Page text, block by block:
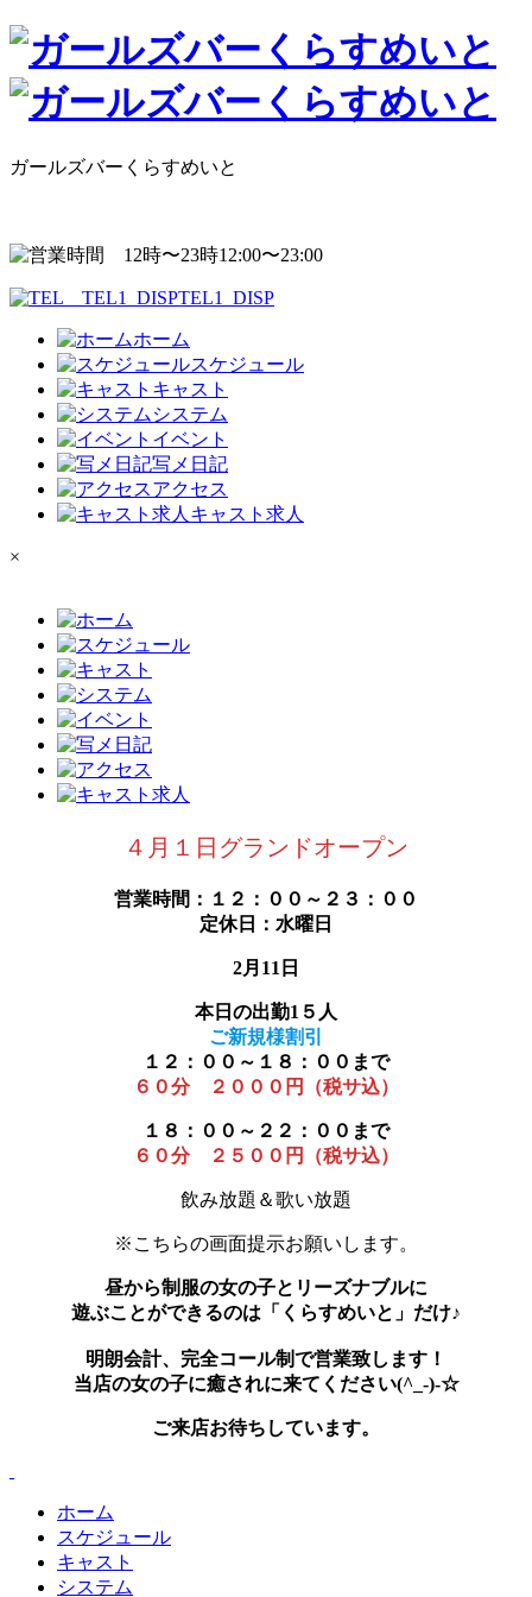
ガールズバーくらすめいと
12:00〜23:00
TEL1_DISP
ホーム
スケジュール
キャスト
システム
イベント
写メ日記
アクセス
キャスト求人
×
４月１日グランドオープン
営業時間：１２：００～２３：００
定休日：水曜日
2月11日
本日の出勤1５人
ご新規様割引
１２：００～１８：００まで
６０分 ２０００円（税サ込）
１８：００～２２：００まで
６０分 ２５００円（税サ込）
飲み放題＆歌い放題
※こちらの画面提示お願いします。
昼から制服の女の子とリーズナブルに
遊ぶことができるのは「くらすめいと」だけ♪
明朗会計、完全コール制で営業致します！
当店の女の子に癒されに来てください(^_-)-☆
ご来店お待ちしています。
ホーム
スケジュール
キャスト
システム